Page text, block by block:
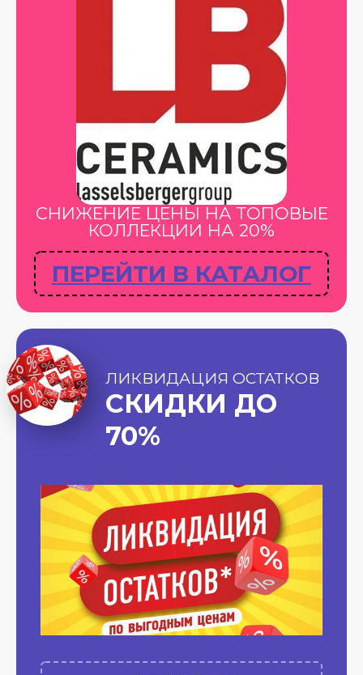
СНИЖЕНИЕ ЦЕНЫ НА ТОПОВЫЕ
КОЛЛЕКЦИИ НА 20%
ПЕРЕЙТИ В КАТАЛОГ
ЛИКВИДАЦИЯ ОСТАТКОВ
СКИДКИ ДО
70%